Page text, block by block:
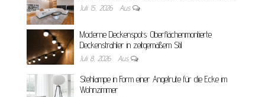
Juli 15, 2026 Aus
Moderne Deckenspots: Oberflächenmontierte
Deckenstrahler in zeitgemäßem Stil
Juli 8, 2026 Aus
Stehlampe in Form einer Angelrute für die Ecke im
Wohnzimmer